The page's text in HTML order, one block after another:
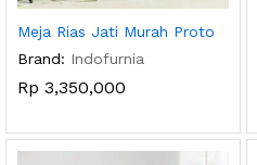
Meja Rias Jati Murah Proto
Brand: Indofurnia
Rp 3,350,000